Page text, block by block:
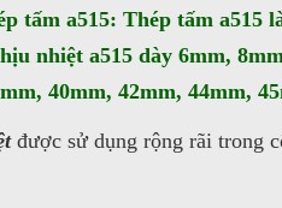
tấm a515: Thép tấm
nhiệt a515 dày 6mm,
40mm, 42mm, 44mm,
được sử dụng rộng rãi trong